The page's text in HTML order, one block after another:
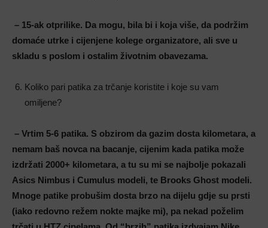
– 15-ak otprilike. Da mogu, bila bi i koja više, da podržim
domaće utrke i cijenjene kolege organizatore, ali sve u
skladu s poslom i ostalim životnim obavezama.
Koliko pari patika za trčanje koristite i koje su vam
omiljene?
– Vrtim 5-6 patika. S obzirom da gazim dosta kilometara, a
nemam baš novca na bacanje, cijenim kada patika može
izdržati 2000+ kilometara, a tu su mi se najbolje pokazali
Asics Nimbus i Cumulus modeli, te Brooks Ghost modeli.
Mnoge patike probušim dosta brzo na dijelu gdje su prsti
(iako redovno režem nokte majke mi), pa nekad poželim